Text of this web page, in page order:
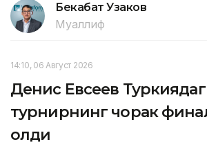
Бекабат Узаков
Муаллиф
14:10, 06 Август 2026
Денис Евсеев
турнирнинг чорак
олди